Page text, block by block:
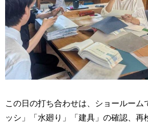
この日の打ち合わせは、ショールーム
ッシ」「水廻り」「建具」の確認、再